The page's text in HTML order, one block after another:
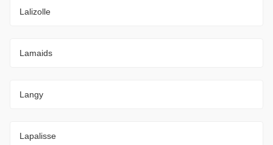
Lalizolle
Lamaids
Langy
Lapalisse